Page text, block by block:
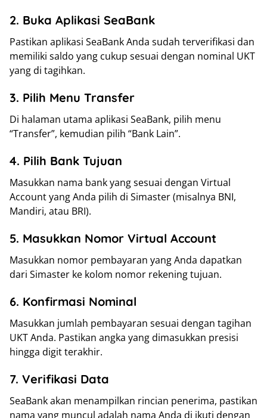
2. Buka Aplikasi SeaBank
Pastikan aplikasi SeaBank Anda sudah terverifikasi dan
memiliki saldo yang cukup sesuai dengan nominal UKT
yang di tagihkan.
3. Pilih Menu Transfer
Di halaman utama aplikasi SeaBank, pilih menu
“Transfer”, kemudian pilih “Bank Lain”.
4. Pilih Bank Tujuan
Masukkan nama bank yang sesuai dengan Virtual
Account yang Anda pilih di Simaster (misalnya BNI,
Mandiri, atau BRI).
5. Masukkan Nomor Virtual Account
Masukkan nomor pembayaran yang Anda dapatkan
dari Simaster ke kolom nomor rekening tujuan.
6. Konfirmasi Nominal
Masukkan jumlah pembayaran sesuai dengan tagihan
UKT Anda. Pastikan angka yang dimasukkan presisi
hingga digit terakhir.
7. Verifikasi Data
SeaBank akan menampilkan rincian penerima, pastikan
nama yang muncul adalah nama Anda di ikuti dengan